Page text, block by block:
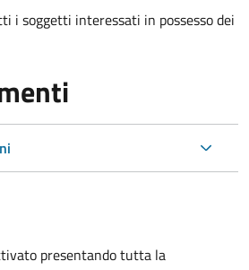
i soggetti interessati in possesso dei
presentando tutta la